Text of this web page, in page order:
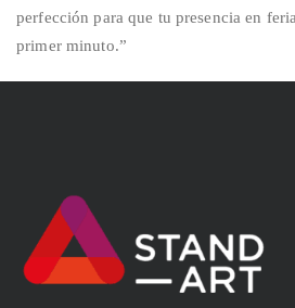
perfección para que tu presencia en
primer minuto.”